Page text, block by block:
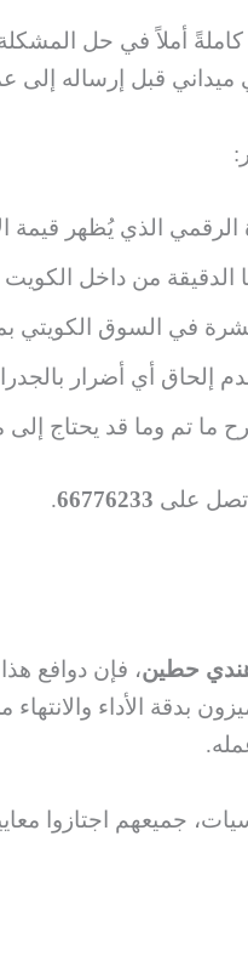
كاملةً أملاً في حل
قبل إرساله إلى
الذي يُظهر قيمة
الدقيقة من داخل
في السوق الكويتي
أي أضرار
ما تم وما قد يحتاج
على 66776233
.
حطين، فإن دوافع
بدقة الأداء
جميعهم اجتازوا